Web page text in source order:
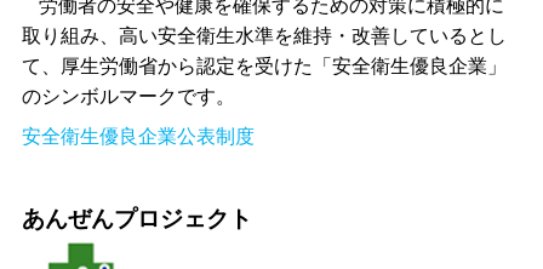
労働者の安全や健康を確保するための対策に積極的に
取り組み、高い安全衛生水準を維持・改善しているとし
て、厚生労働省から認定を受けた「安全衛生優良企業」
のシンボルマークです。
安全衛生優良企業公表制度
あんぜんプロジェクト